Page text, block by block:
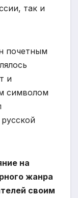
так и
почетным
и
символом
на
жанра
своим